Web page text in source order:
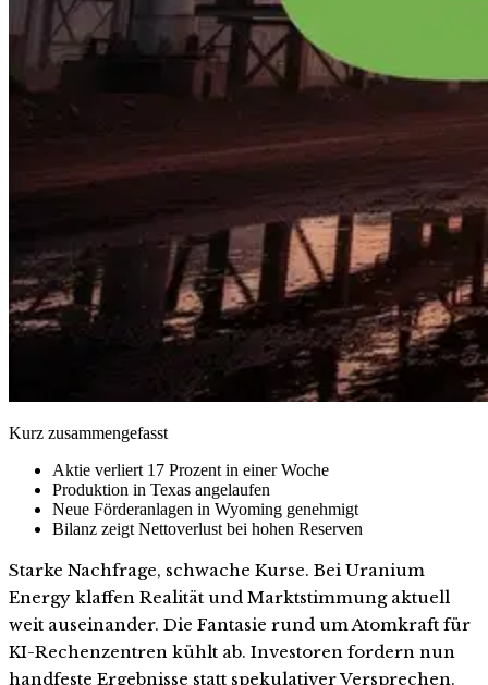
Kurz zusammengefasst
Aktie verliert 17 Prozent in einer Woche
Produktion in Texas angelaufen
Neue Förderanlagen in Wyoming genehmigt
Bilanz zeigt Nettoverlust bei hohen Reserven
Starke Nachfrage, schwache Kurse. Bei Uranium
Energy klaffen Realität und Marktstimmung aktuell
weit auseinander. Die Fantasie rund um Atomkraft für
KI-Rechenzentren kühlt ab. Investoren fordern nun
handfeste Ergebnisse statt spekulativer Versprechen.